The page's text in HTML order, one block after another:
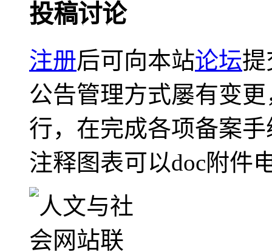
投稿讨论
注册后可向本站论坛提
公告管理方式屡有变
行，在完成各项备案
注释图表可以doc附件